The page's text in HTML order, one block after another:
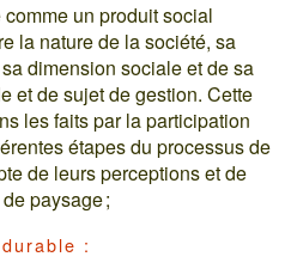
un produit social
la nature de la société, sa
dimension sociale et de sa
et de sujet de gestion. Cette
les faits par la participation
étapes du processus de
de leurs perceptions et de
paysage ;
: